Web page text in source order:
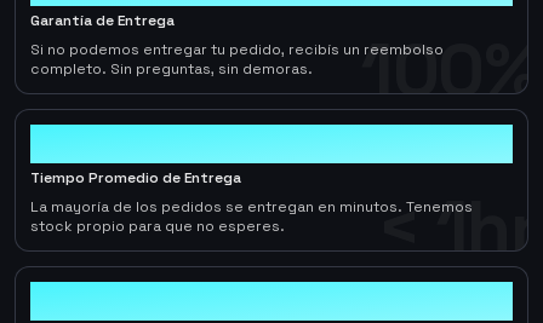
100%
Garantía de Entrega
Si no podemos entregar tu pedido, recibís un reembolso
completo. Sin preguntas, sin demoras.
< 1hr
Tiempo Promedio de Entrega
La mayoría de los pedidos se entregan en minutos. Tenemos
stock propio para que no esperes.